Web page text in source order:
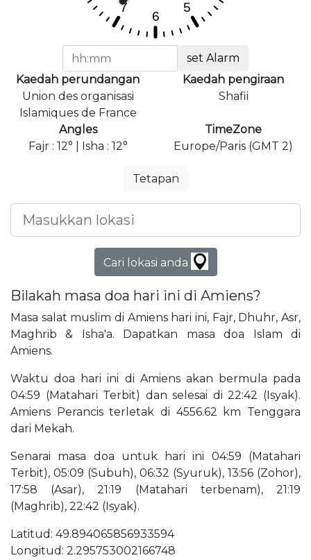
set Alarm
Kaedah perundangan
Union des organisasi
Islamiques de France
Kaedah pengiraan
Shafii
Angles
Fajr : 12° | Isha : 12°
TimeZone
Europe/Paris (GMT 2)
Tetapan
Cari lokasi anda
Bilakah masa doa hari ini di Amiens?
Masa salat muslim di Amiens hari ini, Fajr, Dhuhr, Asr,
Maghrib & Isha'a. Dapatkan masa doa Islam di
Amiens.
Waktu doa hari ini di Amiens akan bermula pada
04:59 (Matahari Terbit) dan selesai di 22:42 (Isyak).
Amiens Perancis terletak di 4556.62 km Tenggara
dari Mekah.
Senarai masa doa untuk hari ini 04:59 (Matahari
Terbit), 05:09 (Subuh), 06:32 (Syuruk), 13:56 (Zohor),
17:58 (Asar), 21:19 (Matahari terbenam), 21:19
(Maghrib), 22:42 (Isyak).
Latitud: 49.894065856933594
Longitud: 2.295753002166748